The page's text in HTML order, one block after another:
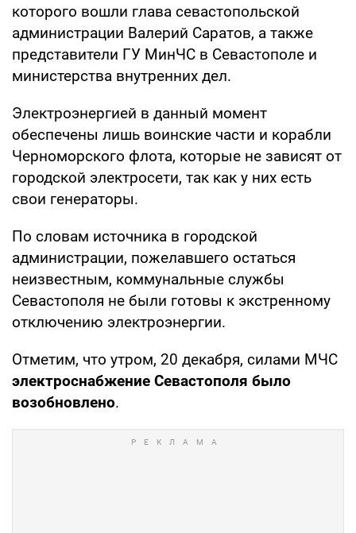
которого вошли глава севастопольской
администрации Валерий Саратов, а также
представители ГУ МинЧС в Севастополе и
министерства внутренних дел.
Электроэнергией в данный момент
обеспечены лишь воинские части и корабли
Черноморского флота, которые не зависят от
городской электросети, так как у них есть
свои генераторы.
По словам источника в городской
администрации, пожелавшего остаться
неизвестным, коммунальные службы
Севастополя не были готовы к экстренному
отключению электроэнергии.
Отметим, что утром, 20 декабря, силами МЧС
электроснабжение Севастополя было
возобновлено.